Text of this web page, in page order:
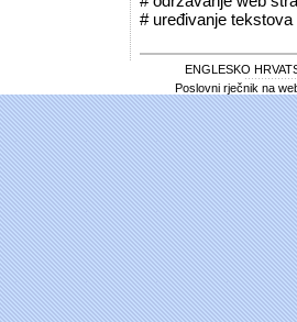
# uređivanje
ENGLESKO
Poslovni rječnik na